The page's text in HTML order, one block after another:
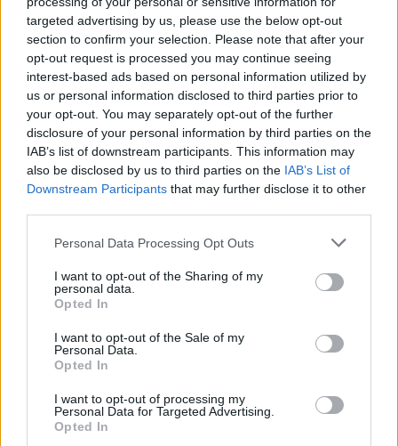
targeted advertising by us, please use the below opt-out
section to confirm your selection. Please note that after your
opt-out request is processed you may continue seeing
interest-based ads based on personal information utilized by
us or personal information disclosed to third parties prior to
your opt-out. You may separately opt-out of the further
disclosure of your personal information by third parties on the
IAB’s list of downstream participants. This information may
also be disclosed by us to third parties on the IAB’s List of
Downstream Participants that may further disclose it to other
Personal Data Processing Opt Outs
I want to opt-out of the Sharing of my
personal data.
Opted In
I want to opt-out of the Sale of my
Personal Data.
Opted In
I want to opt-out of processing my
Personal Data for Targeted Advertising.
Opted In
és holnap szeretnének találkozni a BC igazgatóságával,
hogy személyesen is tárgyaljanak az ügyről és kifejezzék
ellenvéleményüket. A Milford nyomatékosan felhívta...
KEDVES OLVASÓNK!
A keresett cikk a portfolio.hu hírarchívumához
tartozik, melynek olvasása előfizetéses
regisztrációhoz kötött.
Portfolio.hu teljes cikkarchívum
Kötéslisták: BÉT elmúlt 2 év napon belüli
kötéslistái
Előfizetés
MÁR ELŐFIZETŐNK VAGY?BEJELENTKEZÉS